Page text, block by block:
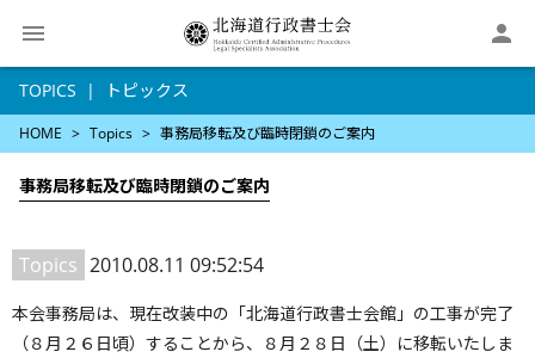

TOPICS トピックス
HOME Topics 事務局移転及び臨時閉鎖のご案内
事務局移転及び臨時閉鎖のご案内
Topics 2010.08.11 09:52:54
本会事務局は、現在改装中の「北海道行政書士会館」の工事が完了
（８月２６日頃）することから、８月２８日（土）に移転いたしま